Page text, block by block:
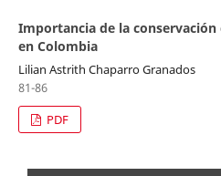
Importancia de la
en Colombia
Lilian Astrith Chaparro Granados
81-86
PDF